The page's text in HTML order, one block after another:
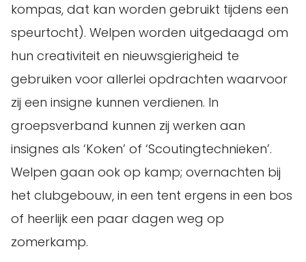
kompas, dat kan worden gebruikt tijdens een
speurtocht). Welpen worden uitgedaagd om
hun creativiteit en nieuwsgierigheid te
gebruiken voor allerlei opdrachten waarvoor
zij een insigne kunnen verdienen. In
groepsverband kunnen zij werken aan
insignes als ‘Koken’ of ‘Scoutingtechnieken’.
Welpen gaan ook op kamp; overnachten bij
het clubgebouw, in een tent ergens in een bos
of heerlijk een paar dagen weg op
zomerkamp.